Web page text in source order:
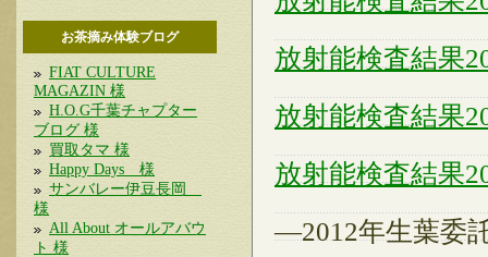
お茶摘み体験ブログ
FIAT CULTURE
MAGAZIN 様
H.O.G千葉チャプター
ブログ 様
買取タマ 様
Happy Days 様
サンバレー伊豆長岡
様
All About オールアバウ
ト 様
放射能検査結果
放射能検査結果
放射能検査結果
—2012年生葉委